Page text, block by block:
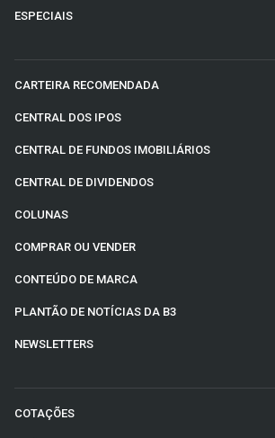
ESPECIAIS
CARTEIRA RECOMENDADA
CENTRAL DOS IPOS
CENTRAL DE FUNDOS IMOBILIÁRIOS
CENTRAL DE DIVIDENDOS
COLUNAS
COMPRAR OU VENDER
CONTEÚDO DE MARCA
PLANTÃO DE NOTÍCIAS DA B3
NEWSLETTERS
COTAÇÕES